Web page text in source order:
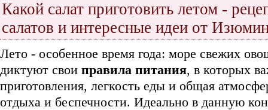
Какой салат приготовить летом -
салатов и интересные идеи от
Лето - особенное время года: море свежих
диктуют свои правила питания, в которых
приготовления, легкость еды и общая
отдыха и беспечности. Идеально в данную